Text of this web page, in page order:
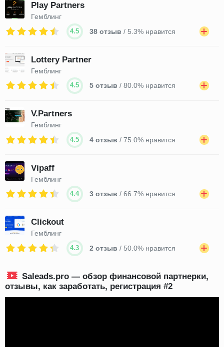
Play Partners
Гемблинг
4.5 38 отзыв / 5.3% нравится
Lottery Partner
Гемблинг
4.5 5 отзыв / 80.0% нравится
V.Partners
Гемблинг
4.5 4 отзыв / 75.0% нравится
Vipaff
Гемблинг
4.4 3 отзыв / 66.7% нравится
Clickout
Гемблинг
4.3 2 отзыв / 50.0% нравится
Saleads.pro — обзор финансовой партнерки,
отзывы, как заработать, регистрация #2